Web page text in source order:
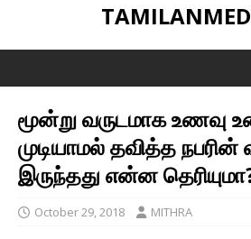
மூன்று வருடமாக
முடியாமல் தவித்த நபரின்
இருந்தது என்ன
October 29, 2018 MITHRA